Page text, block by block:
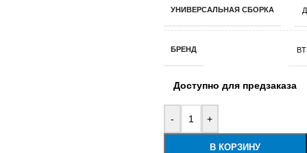
УНИВЕРСАЛЬНАЯ СБОРКА
БРЕНД
Доступно для предзаказа
- +
В КОРЗИНУ